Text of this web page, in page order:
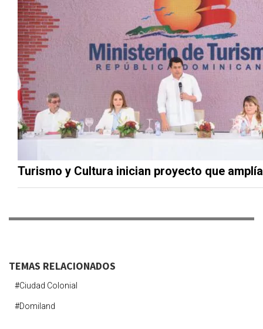
Turismo y Cultura inician proyecto que
TEMAS RELACIONADOS
#ciudad Colonial
#domiland